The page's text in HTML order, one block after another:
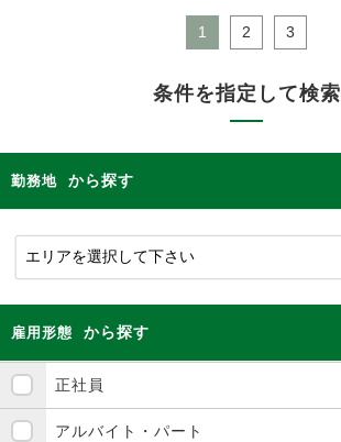
1 2 3
条件を指定して検索
勤務地 から探す
雇用形態 から探す
正社員
アルバイト・パート